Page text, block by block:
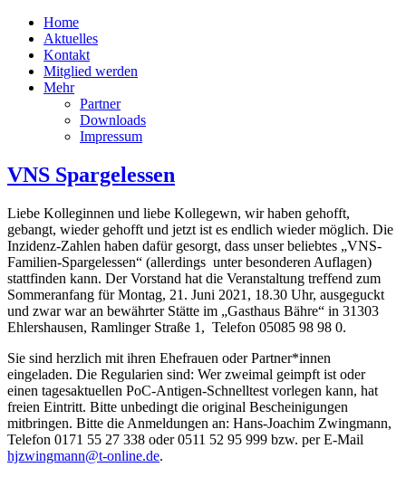
Home
Aktuelles
Kontakt
Mitglied werden
Mehr
Partner
Downloads
Impressum
VNS Spargelessen
Liebe Kolleginnen und liebe Kollegewn, wir haben gehofft,
gebangt, wieder gehofft und jetzt ist es endlich wieder möglich. Die
Inzidenz-Zahlen haben dafür gesorgt, dass unser beliebtes „VNS-
Familien-Spargelessen“ (allerdings unter besonderen Auflagen)
stattfinden kann. Der Vorstand hat die Veranstaltung treffend zum
Sommeranfang für Montag, 21. Juni 2021, 18.30 Uhr, ausgeguckt
und zwar war an bewährter Stätte im „Gasthaus Bähre“ in 31303
Ehlershausen, Ramlinger Straße 1, Telefon 05085 98 98 0.
Sie sind herzlich mit ihren Ehefrauen oder Partner*innen
eingeladen. Die Regularien sind: Wer zweimal geimpft ist oder
einen tagesaktuellen PoC-Antigen-Schnelltest vorlegen kann, hat
freien Eintritt. Bitte unbedingt die original Bescheinigungen
mitbringen. Bitte die Anmeldungen an: Hans-Joachim Zwingmann,
Telefon 0171 55 27 338 oder 0511 52 95 999 bzw. per E-Mail
hjzwingmann@t-online.de.